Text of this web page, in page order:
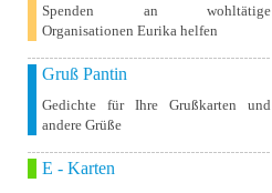
Spenden an wohltätige
Organisationen Eurika helfen
Gruß Pantin
Gedichte für Ihre Grußkarten und
andere Grüße
E - Karten